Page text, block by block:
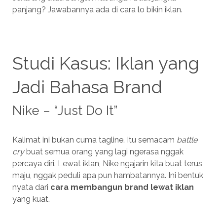
panjang? Jawabannya ada di cara lo bikin iklan.
Studi Kasus: Iklan yang
Jadi Bahasa Brand
Nike – “Just Do It”
Kalimat ini bukan cuma tagline. Itu semacam battle
crybuat semua orang yang lagi ngerasa nggak
percaya diri. Lewat iklan, Nike ngajarin kita buat terus
maju, nggak peduli apa pun hambatannya. Ini bentuk
nyata dari cara membangun brand lewat iklan
yang kuat.